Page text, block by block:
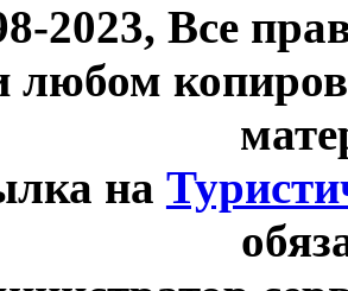
2023, Все
любом
на